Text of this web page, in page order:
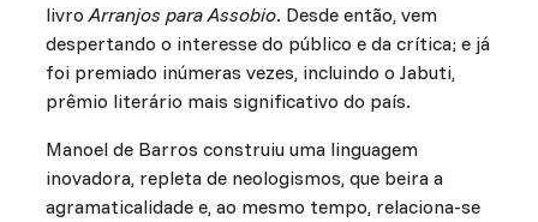
livroArranjos para Assobio. Desde então, vem
despertando o interesse do público e da crítica; e já
foi premiado inúmeras vezes, incluindo o Jabuti,
prêmio literário mais significativo do país.
Manoel de Barros construiu uma linguagem
inovadora, repleta de neologismos, que beira a
agramaticalidade e, ao mesmo tempo, relaciona-se